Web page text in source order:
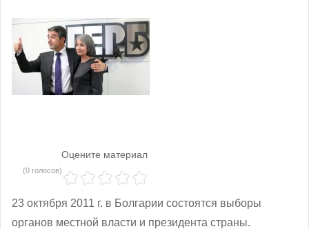
Оцените материал
(0 голосов)
23 октября 2011 г. в Болгарии состоятся выборы
органов местной власти и президента страны.